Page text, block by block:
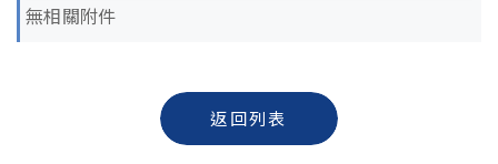
無相關附件
返回列表